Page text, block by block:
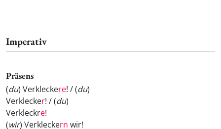
Imperativ
Präsens
(du) Verkleckere! / (du)
Verklecker! / (du)
Verkleckre!
(wir) Verkleckern wir!